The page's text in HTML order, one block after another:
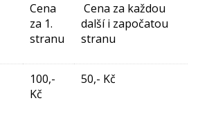
Cena
za 1.
stranu
Cena za každou
další i započatou
stranu
100,-
Kč
50,- Kč